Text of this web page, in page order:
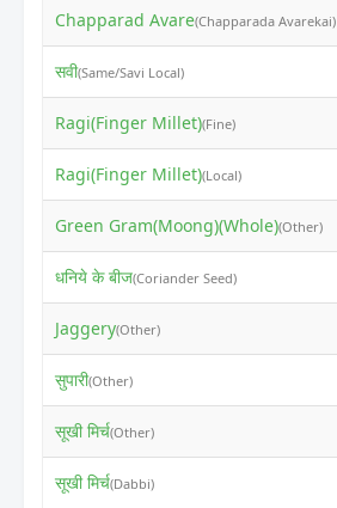
Chapparad Avare(Chapparada Avarekai)
सवी(Same/Savi Local)
Ragi(Finger Millet)(Fine)
Ragi(Finger Millet)(Local)
Green Gram(Moong)(Whole)(Other)
धनिये के बीज(Coriander Seed)
Jaggery(Other)
सुपारी(Other)
सूखी मिर्च(Other)
सूखी मिर्च(Dabbi)